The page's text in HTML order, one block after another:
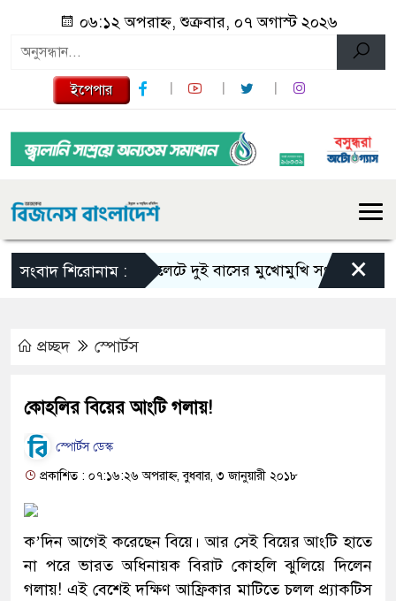
০৬:১২ অপরাহ্ন, শুক্রবার, ০৭ অগাস্ট ২০২৬
ইপেপার
সংবাদ শিরোনাম :সিলেটে দুই বাসের মুখোমুখি সংঘর্ষে নিহত
×
প্রচ্ছদ স্পোর্টস
কোহলির বিয়ের আংটি গলায়!
স্পোর্টস ডেস্ক
প্রকাশিত : ০৭:১৬:২৬ অপরাহ্ন, বুধবার, ৩ জানুয়ারী ২০১৮
ক’দিন আগেই করেছেন বিয়ে। আর সেই বিয়ের আংটি হাতে
না পরে ভারত অধিনায়ক বিরাট কোহলি ঝুলিয়ে দিলেন
গলায়! এই বেশেই দক্ষিণ আফ্রিকার মাটিতে চলল প্র্যাকটিস